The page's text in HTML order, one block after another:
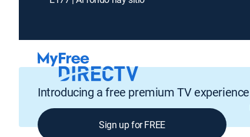
Introducing a free premium TV experience
Sign up for FREE